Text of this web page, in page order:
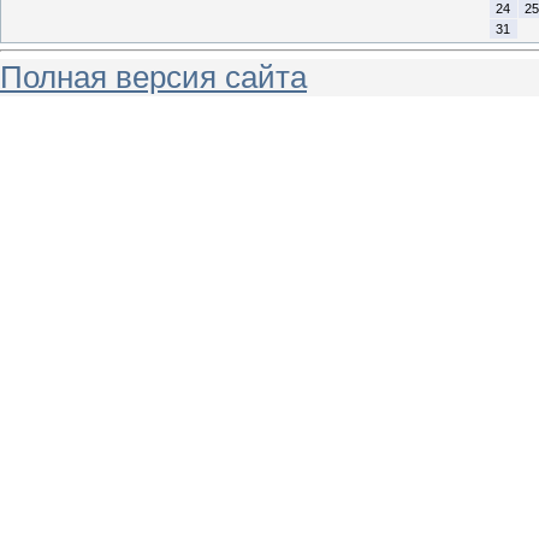
24
25
31
Полная версия сайта